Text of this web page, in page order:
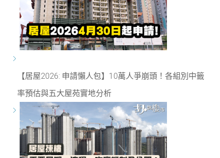
【居屋2026: 申請懶人包】10萬人爭崩頭！各組別中籤
率預估與五大屋苑實地分析